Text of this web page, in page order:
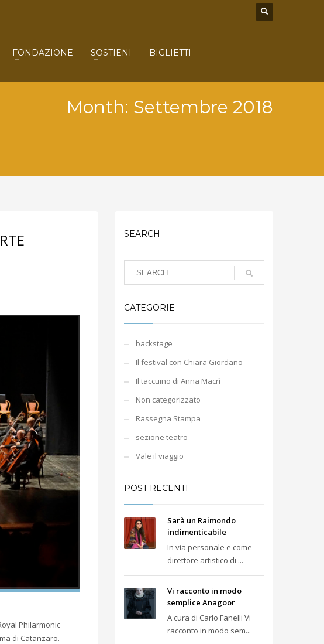
FONDAZIONE SOSTIENI BIGLIETTI
Month: Settembre 2018
Philarmonic
di Catanzaro.
SEARCH
CATEGORIE
backstage
Il festival con Chiara Giordano
Il taccuino di Anna Macrì
Non categorizzato
Rassegna Stampa
sezione teatro
Vale il viaggio
POST RECENTI
Sarà un Raimondo
indimenticabile
In via personale e come
direttore artistico di ...
Vi racconto in modo
semplice Anagoor
A cura di Carlo Fanelli Vi
racconto in modo sem...